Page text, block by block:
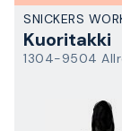
SNICKERS
Kuoritakki